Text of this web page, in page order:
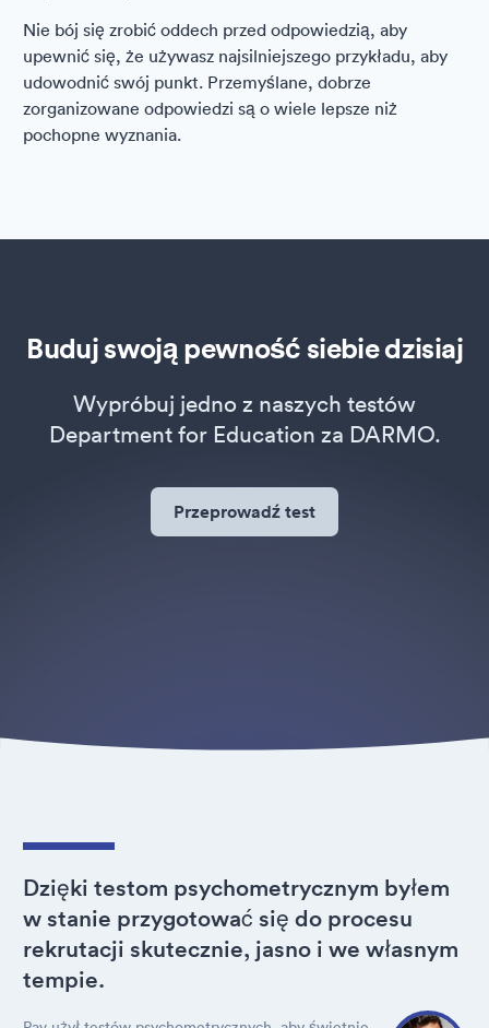
Nie bój się zrobić oddech przed odpowiedzią, aby
upewnić się, że używasz najsilniejszego przykładu, aby
udowodnić swój punkt. Przemyślane, dobrze
zorganizowane odpowiedzi są o wiele lepsze niż
pochopne wyznania.
Buduj swoją pewność siebie dzisiaj
Wypróbuj jedno z naszych testów
Department for Education za DARMO.
Przeprowadź test
Dzięki testom psychometrycznym byłem
w stanie przygotować się do procesu
rekrutacji skutecznie, jasno i we własnym
tempie.